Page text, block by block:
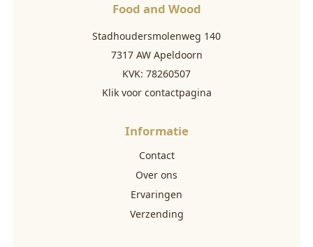
Food and Wood
Stadhoudersmolenweg 140
7317 AW Apeldoorn
KVK: 78260507
Klik voor contactpagina
Informatie
Contact
Over ons
Ervaringen
Verzending